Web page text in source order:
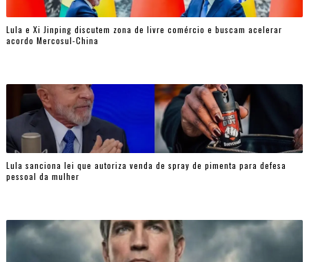
Lula e Xi Jinping discutem zona de livre comércio e buscam acelerar
acordo Mercosul-China
Lula sanciona lei que autoriza venda de spray de pimenta para defesa
pessoal da mulher